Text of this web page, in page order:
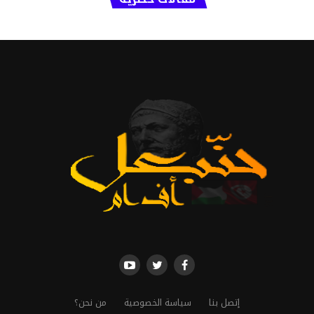
إتصل بنا سياسة الخصوصية من نحن؟